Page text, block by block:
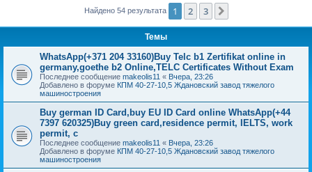
Найдено 54 результата 1 2 3
Темы
WhatsApp(+371 204 33160)Buy Telc b1 Zertifikat online in
germany,goethe b2 Online,TELC Certificates Without Exam
Последнее сообщение makeolis11 « Вчера, 23:26
Добавлено в форуме КПМ 40-27-10,5 Ждановский завод тяжелого
машиностроения
Buy german ID Card,buy EU ID Card online WhatsApp(+44
7397 620325)Buy green card,residence permit, IELTS, work
permit, c
Последнее сообщение makeolis11 « Вчера, 23:26
Добавлено в форуме КПМ 40-27-10,5 Ждановский завод тяжелого
машиностроения